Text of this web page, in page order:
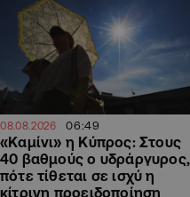
08.08.2026 06:49
«Καμίνι» η Κύπρος: Στους
40 βαθμούς ο υδράργυρος,
πότε τίθεται σε ισχύ η
κίτρινη προειδοποίηση